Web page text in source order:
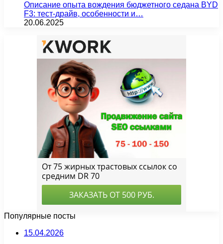
Описание опыта вождения бюджетного седана BYD
F3: тест-драйв, особенности и…
20.06.2025
Популярные посты
15.04.2026